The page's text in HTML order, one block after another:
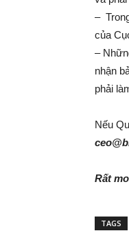
–
của
–
nhận
phải
Nếu
Rất
TAGS